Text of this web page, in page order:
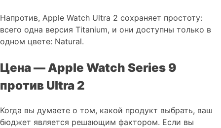
Напротив, Apple Watch Ultra 2 сохраняет простоту:
всего одна версия Titanium, и они доступны только в
одном цвете: Natural.
Цена — Apple Watch Series 9
против Ultra 2
Когда вы думаете о том, какой продукт выбрать, ваш
бюджет является решающим фактором. Если вы